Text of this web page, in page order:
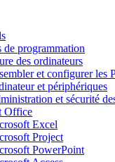
de programmation
des ordinateurs
et configurer les
et périphériques
et sécurité
Office
Excel
Project
PowerPoint